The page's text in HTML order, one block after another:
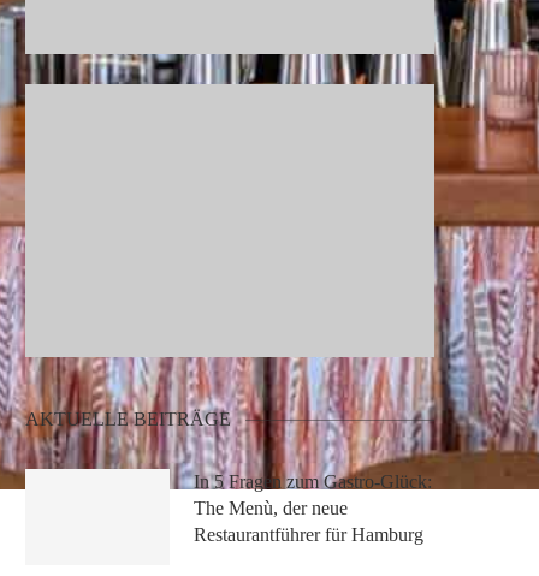
AKTUELLE BEITRÄGE
In 5 Fragen zum Gastro-Glück:
The Menù, der neue
Restaurantführer für Hamburg